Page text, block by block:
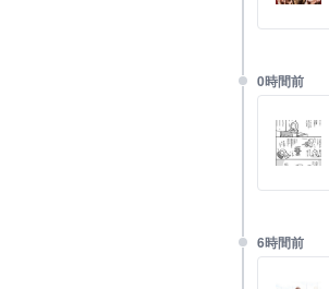
0時間前
6時間前